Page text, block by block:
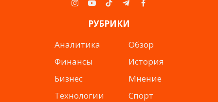
Instagram
YouTubeTikTokTelegramFacebook
РУБРИКИ
Аналитика
Финансы
Бизнес
Технологии
Обзор
История
Мнение
Спорт